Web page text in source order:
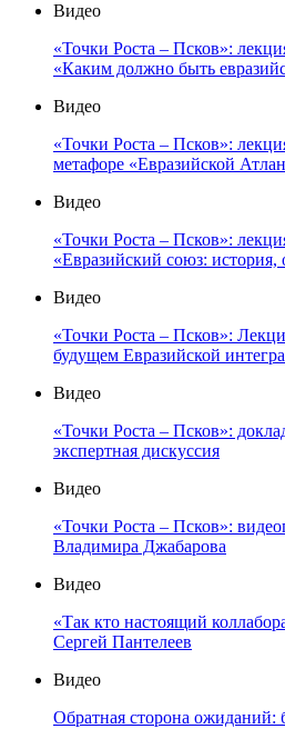
Видео
«Точки Роста – Псков»:
«Каким должно быть
Видео
«Точки Роста – Псков»:
метафоре «Евразийской
Видео
«Точки Роста – Псков»:
«Евразийский союз: история,
Видео
«Точки Роста – Псков»:
будущем Евразийской
Видео
«Точки Роста – Псков»:
экспертная дискуссия
Видео
«Точки Роста – Псков»:
Владимира Джабарова
Видео
«Так кто настоящий
Сергей Пантелеев
Видео
Обратная сторона ожиданий: